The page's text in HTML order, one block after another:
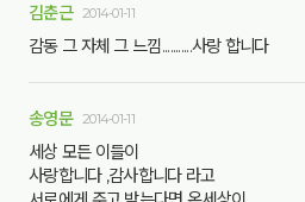
김춘근 2014-01-11
감동 그 자체 그 느낌...........사랑 합니다
송영문 2014-01-11
세상 모든 이들이
사랑합니다 ,감사합니다 라고